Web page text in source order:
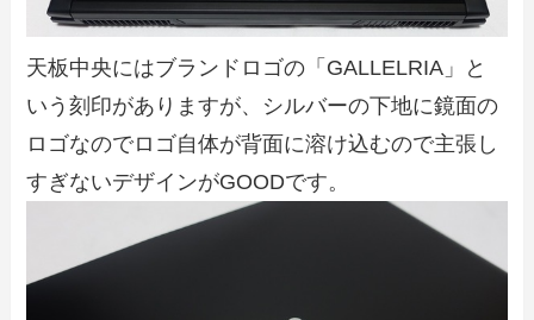
天板中央にはブランドロゴの「GALLELRIA」と
いう刻印がありますが、シルバーの下地に鏡面の
ロゴなのでロゴ自体が背面に溶け込むので主張し
すぎないデザインがGOODです。